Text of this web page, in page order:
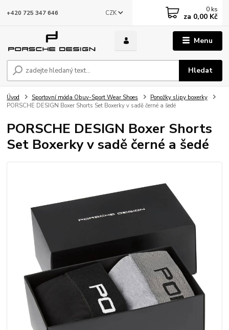
Menu
CZK
Hledat
+420 725 347 646 0 ks
za 0,00 Kč
Úvod Sportovní móda Obuv-Sport Wear Shoes
Ponožky slipy boxerky
PORSCHE DESIGN Boxer Shorts Set Boxerky v sadě černé a šedé
PORSCHE DESIGN Boxer Shorts
Set Boxerky v sadě černé a šedé